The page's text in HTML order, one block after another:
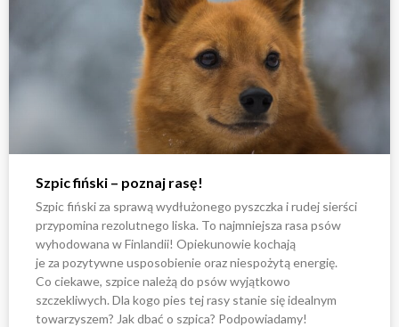
Szpic fiński – poznaj rasę!
Szpic fiński za sprawą wydłużonego pyszczka i rudej sierści
przypomina rezolutnego liska. To najmniejsza rasa psów
wyhodowana w Finlandii! Opiekunowie kochają
je za pozytywne usposobienie oraz niespożytą energię.
Co ciekawe, szpice należą do psów wyjątkowo
szczekliwych. Dla kogo pies tej rasy stanie się idealnym
towarzyszem? Jak dbać o szpica? Podpowiadamy!